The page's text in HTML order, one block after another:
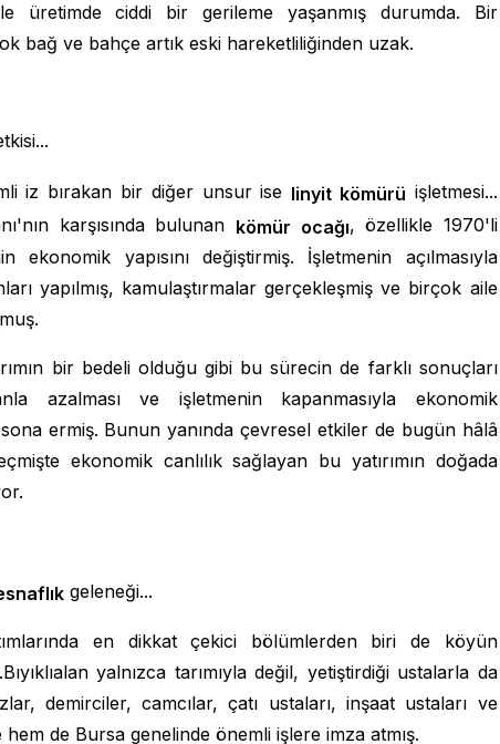
üretimde ciddi bir gerileme yaşanmış durumda. Bir
bağ ve bahçe artık eski hareketliliğinden uzak.
iz bırakan bir diğer unsur ise linyit kömürü işletmesi...
karşısında bulunan kömür ocağı, özellikle 1970'li
ekonomik yapısını değiştirmiş. İşletmenin açılmasıyla
yapılmış, kamulaştırmalar gerçekleşmiş ve birçok aile
bir bedeli olduğu gibi bu sürecin de farklı sonuçları
azalması ve işletmenin kapanmasıyla ekonomik
ermiş. Bunun yanında çevresel etkiler de bugün hâlâ
ekonomik canlılık sağlayan bu yatırımın doğada
geleneği...
en dikkat çekici bölümlerden biri de köyün
yalnızca tarımıyla değil, yetiştirdiği ustalarla da
demirciler, camcılar, çatı ustaları, inşaat ustaları ve
de Bursa genelinde önemli işlere imza atmış.